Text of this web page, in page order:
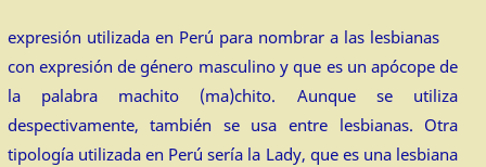
expresión utilizada en Perú para nombrar a las lesbianas
con expresión de género masculino y que es un apócope de
la palabra machito (ma)chito. Aunque se utiliza
despectivamente, también se usa entre lesbianas. Otra
tipología utilizada en Perú sería la Lady, que es una lesbiana